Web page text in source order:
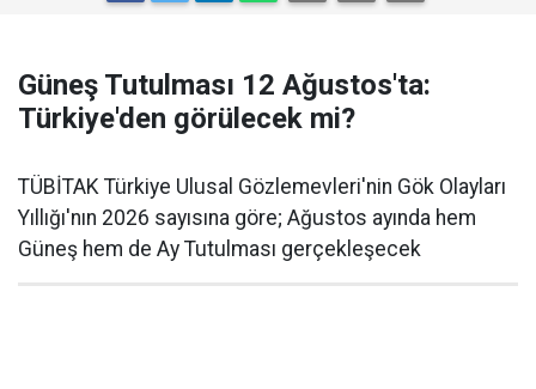
Güneş Tutulması 12 Ağustos'ta:
Türkiye'den görülecek mi?
TÜBİTAK Türkiye Ulusal Gözlemevleri'nin Gök Olayları
Yıllığı'nın 2026 sayısına göre; Ağustos ayında hem
Güneş hem de Ay Tutulması gerçekleşecek